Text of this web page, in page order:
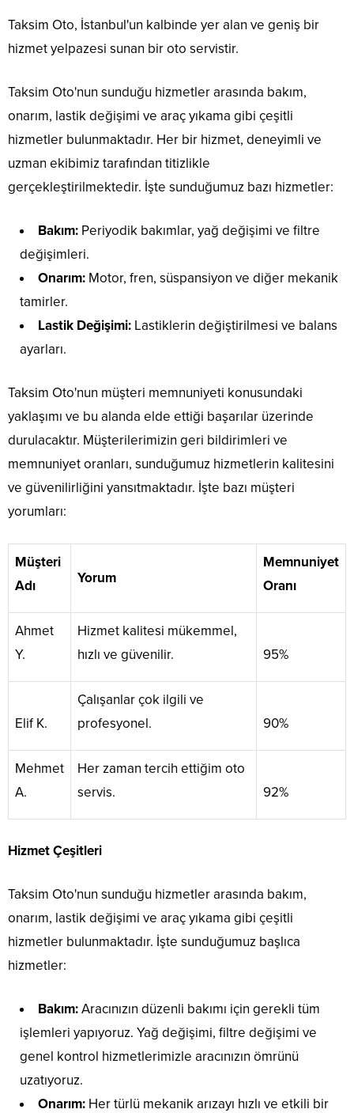
Taksim Oto, İstanbul'un kalbinde yer alan ve geniş bir
hizmet yelpazesi sunan bir oto servistir.
Taksim Oto'nun sunduğu hizmetler arasında bakım,
onarım, lastik değişimi ve araç yıkama gibi çeşitli
hizmetler bulunmaktadır. Her bir hizmet, deneyimli ve
uzman ekibimiz tarafından titizlikle
gerçekleştirilmektedir. İşte sunduğumuz bazı hizmetler:
Bakım: Periyodik bakımlar, yağ değişimi ve filtre
değişimleri.
Onarım: Motor, fren, süspansiyon ve diğer mekanik
tamirler.
Lastik Değişimi: Lastiklerin değiştirilmesi ve balans
ayarları.
Taksim Oto'nun müşteri memnuniyeti konusundaki
yaklaşımı ve bu alanda elde ettiği başarılar üzerinde
durulacaktır. Müşterilerimizin geri bildirimleri ve
memnuniyet oranları, sunduğumuz hizmetlerin kalitesini
ve güvenilirliğini yansıtmaktadır. İşte bazı müşteri
yorumları:
Müşteri
Adı
Yorum
Memnuniyet
Oranı
Ahmet
Y.
Hizmet kalitesi mükemmel,
hızlı ve güvenilir.
95%
Elif K.
Çalışanlar çok ilgili ve
profesyonel.
90%
Mehmet
A.
Her zaman tercih ettiğim oto
servis.
92%
Hizmet Çeşitleri
Taksim Oto'nun sunduğu hizmetler arasında bakım,
onarım, lastik değişimi ve araç yıkama gibi çeşitli
hizmetler bulunmaktadır. İşte sunduğumuz başlıca
hizmetler:
Bakım:Aracınızın düzenli bakımı için gerekli tüm
işlemleri yapıyoruz. Yağ değişimi, filtre değişimi ve
genel kontrol hizmetlerimizle aracınızın ömrünü
uzatıyoruz.
Onarım: Her türlü mekanik arızayı hızlı ve etkili bir